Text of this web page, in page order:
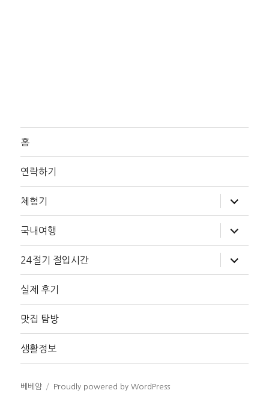
홈
연락하기
체험기
위
메
확
장
국내여행
위
메
확
장
24절기 절입시간
위
메
장
실제 후기
맛집 탐방
생활정보
베베얌 Proudly powered by WordPress